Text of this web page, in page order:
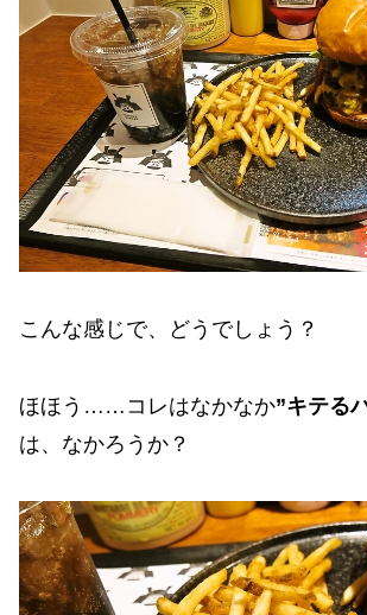
こんな感じで、どうでしょう？
ほほう……コレはなかなか”キテる
は、なかろうか？